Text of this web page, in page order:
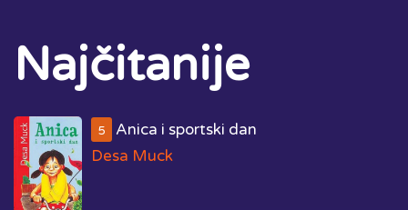
Najčitanije
5
Anica i sportski dan
Desa Muck